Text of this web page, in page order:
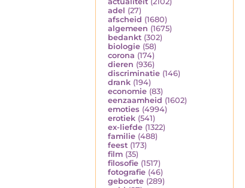
adel (27)
afscheid (1680)
algemeen (1675)
bedankt (302)
biologie (58)
corona (174)
dieren (936)
discriminatie (146)
drank (194)
economie (83)
eenzaamheid (1602)
emoties (4994)
erotiek (541)
ex-liefde (1322)
familie (488)
feest (173)
film (35)
filosofie (1517)
fotografie (46)
geboorte (289)